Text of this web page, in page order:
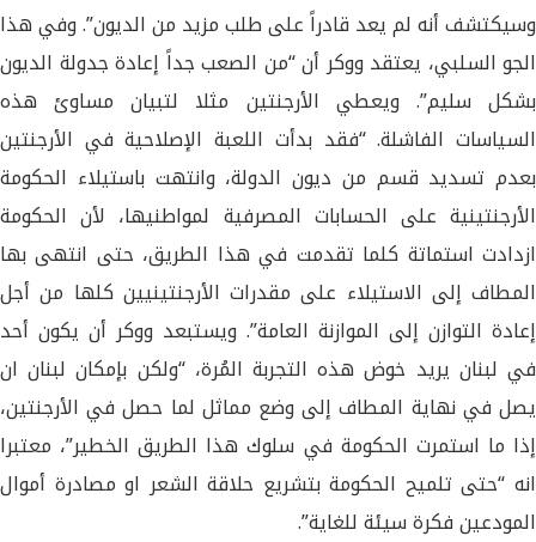
وسيكتشف أنه لم يعد قادراً على طلب مزيد من الديون”. وفي هذا
الجو السلبي، يعتقد ووكر أن “من الصعب جداً إعادة جدولة الديون
بشكل سليم”. ويعطي الأرجنتين مثلا لتبيان مساوئ هذه
السياسات الفاشلة. “فقد بدأت اللعبة الإصلاحية في الأرجنتين
بعدم تسديد قسم من ديون الدولة، وانتهت باستيلاء الحكومة
الأرجنتينية على الحسابات المصرفية لمواطنيها، لأن الحكومة
ازدادت استماتة كلما تقدمت في هذا الطريق، حتى انتهى بها
المطاف إلى الاستيلاء على مقدرات الأرجنتينيين كلها من أجل
إعادة التوازن إلى الموازنة العامة”. ويستبعد ووكر أن يكون أحد
في لبنان يريد خوض هذه التجربة المُرة، “ولكن بإمكان لبنان ان
يصل في نهاية المطاف إلى وضع مماثل لما حصل في الأرجنتين،
إذا ما استمرت الحكومة في سلوك هذا الطريق الخطير”، معتبرا
انه “حتى تلميح الحكومة بتشريع حلاقة الشعر او مصادرة أموال
المودعين فكرة سيئة للغاية”.